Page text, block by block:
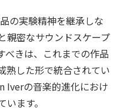
の実験精神を継承しな
親密なサウンドスケープ
べきは、これまでの作品
熟した形で統合されてい
Iverの音楽的進化におけ
ます。